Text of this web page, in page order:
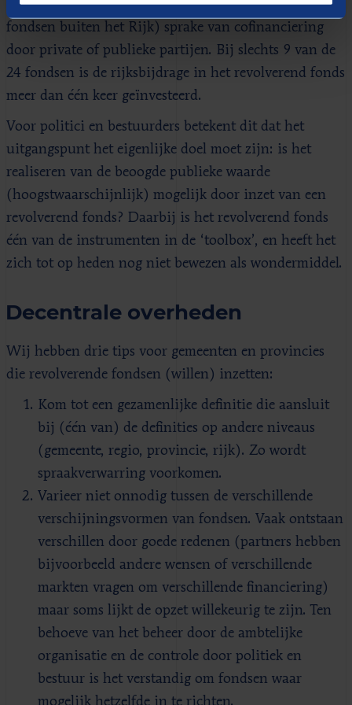
minder dan de helft van de fondsen (45% van de 16
fondsen buiten het Rijk) sprake van cofinanciering
door private of publieke partijen. Bij slechts 9 van de
24 fondsen is de rijksbijdrage in het revolverend fonds
meer dan één keer geïnvesteerd.
Voor politici en bestuurders betekent dit dat het
uitgangspunt het eigenlijke doel moet zijn: is het
realiseren van de beoogde publieke waarde
(hoogstwaarschijnlijk) mogelijk door inzet van een
revolverend fonds? Daarbij is het revolverend fonds
één van de instrumenten in de ‘toolbox’, en heeft het
zich tot op heden nog niet bewezen als wondermiddel.
Decentrale overheden
Wij hebben drie tips voor gemeenten en provincies
die revolverende fondsen (willen) inzetten:
Kom tot een gezamenlijke definitie die aansluit
bij (één van) de definities op andere niveaus
(gemeente, regio, provincie, rijk). Zo wordt
spraakverwarring voorkomen.
Varieer niet onnodig tussen de verschillende
verschijningsvormen van fondsen. Vaak ontstaan
verschillen door goede redenen (partners hebben
bijvoorbeeld andere wensen of verschillende
markten vragen om verschillende financiering)
maar soms lijkt de opzet willekeurig te zijn. Ten
behoeve van het beheer door de ambtelijke
organisatie en de controle door politiek en
bestuur is het verstandig om fondsen waar
mogelijk hetzelfde in te richten.